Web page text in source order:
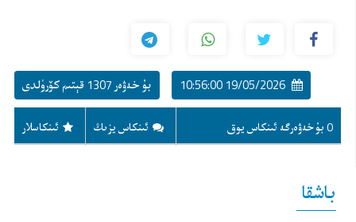
بۇ خەۋەر 1307 قېتىم كۆرۈلدى 19/05/2026 10:56:00
ئىنكاسلار ئىنكاس يزىڭ 0 بۇ خەۋەرگە ئىنكاس يوق
باشقا